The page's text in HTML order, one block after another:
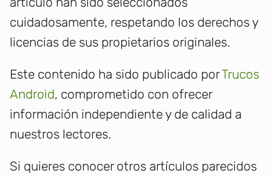
cuidadosamente, respetando los derechos y
licencias de sus propietarios originales.
Este contenido ha sido publicado porTrucos
Android, comprometido con ofrecer
información independiente y de calidad a
nuestros lectores.
Si quieres conocer otros artículos parecidos